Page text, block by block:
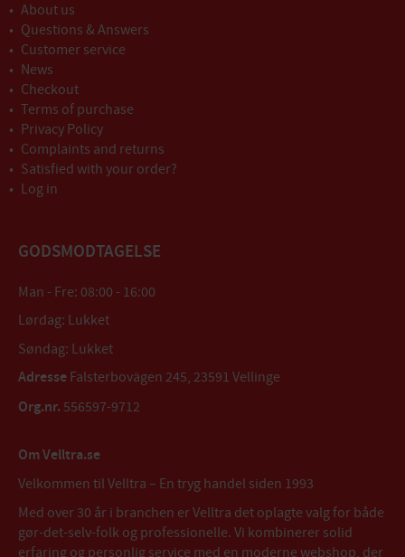
About us
Questions & Answers
Customer service
News
Checkout
Terms of purchase
Privacy Policy
Complaints and returns
Satisfied with your order?
Log in
GODSMODTAGELSE
Man - Fre: 08:00 - 16:00
Lørdag: Lukket
Søndag: Lukket
Adresse Falsterbovägen 245, 23591 Vellinge
Org.nr. 556597-9712
Om Velltra.se
Velkommen til Velltra – En tryg handel siden 1993
Med over 30 år i branchen er Velltra det oplagte valg for både
gør-det-selv-folk og professionelle. Vi kombinerer solid
erfaring og personlig service med en moderne webshop, der